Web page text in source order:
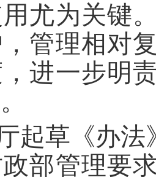
尤为关键
管理相对
进一步明
起草《办
部管理要